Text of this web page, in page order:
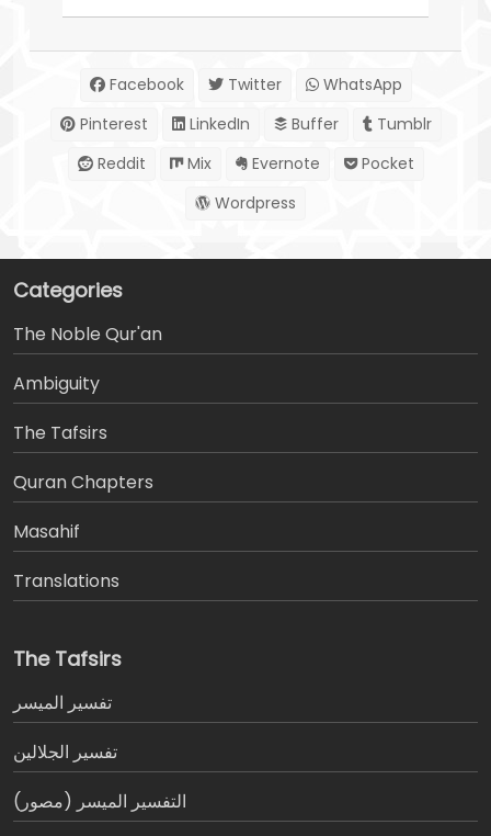
Facebook Twitter
WhatsApp
Pinterest
LinkedIn Buffer
Tumblr
Reddit
Mix Evernote
Pocket
Wordpress
Categories
The Noble Qur'an
Ambiguity
The Tafsirs
َQuran Chapters
Masahif
Translations
The Tafsirs
تفسير المیسر
تفسير الجلالين
التفسير الميسر (مصور)